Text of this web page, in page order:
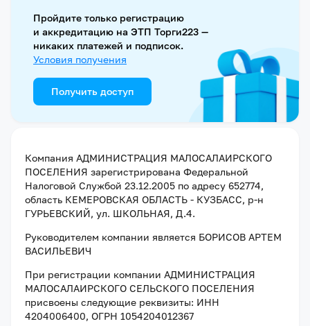
Пройдите только регистрацию
и аккредитацию на ЭТП Торги223 —
никаких платежей и подписок.
Условия получения
Получить доступ
Компания АДМИНИСТРАЦИЯ МАЛОСАЛАИРСКОГО
ПОСЕЛЕНИЯ зарегистрирована Федеральной
Налоговой Службой 23.12.2005 по адресу 652774,
область КЕМЕРОВСКАЯ ОБЛАСТЬ - КУЗБАСС, р-н
ГУРЬЕВСКИЙ, ул. ШКОЛЬНАЯ, Д.4.
Руководителем компании является БОРИСОВ АРТЕМ
ВАСИЛЬЕВИЧ
При регистрации компании АДМИНИСТРАЦИЯ
МАЛОСАЛАИРСКОГО СЕЛЬСКОГО ПОСЕЛЕНИЯ
присвоены следующие реквизиты: ИНН
4204006400, ОГРН 1054204012367